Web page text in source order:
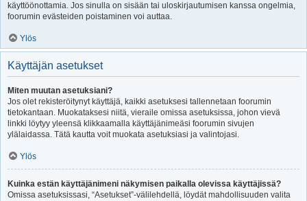
käyttöönottamia. Jos sinulla on sisään tai uloskirjautumisen kanssa ongelmia,
foorumin evästeiden poistaminen voi auttaa.
Ylös
Käyttäjän asetukset
Miten muutan asetuksiani?
Jos olet rekisteröitynyt käyttäjä, kaikki asetuksesi tallennetaan foorumin
tietokantaan. Muokataksesi niitä, vieraile omissa asetuksissa, johon vievä
linkki löytyy yleensä klikkaamalla käyttäjänimeäsi foorumin sivujen
ylälaidassa. Tätä kautta voit muokata asetuksiasi ja valintojasi.
Ylös
Kuinka estän käyttäjänimeni näkymisen paikalla olevissa käyttäjissä?
Omissa asetuksissasi, “Asetukset”-välilehdellä, löydät mahdollisuuden valita